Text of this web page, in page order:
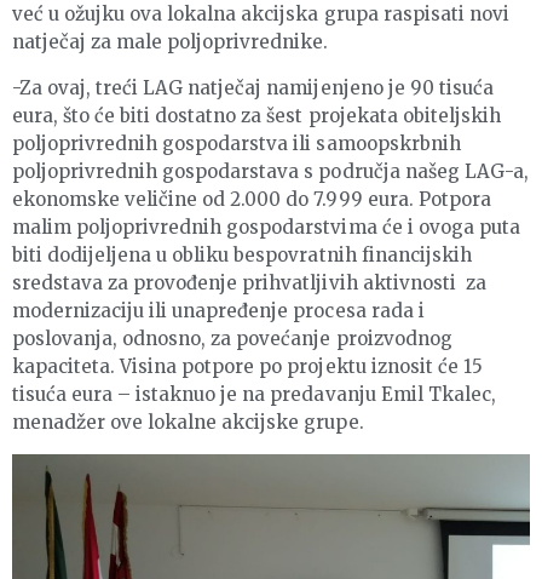
već u ožujku ova lokalna akcijska grupa raspisati novi
natječaj za male poljoprivrednike.
-Za ovaj, treći LAG natječaj namijenjeno je 90 tisuća
eura, što će biti dostatno za šest projekata obiteljskih
poljoprivrednih gospodarstva ili samoopskrbnih
poljoprivrednih gospodarstava s područja našeg LAG-a,
ekonomske veličine od 2.000 do 7.999 eura. Potpora
malim poljoprivrednih gospodarstvima će i ovoga puta
biti dodijeljena u obliku bespovratnih financijskih
sredstava za provođenje prihvatljivih aktivnosti za
modernizaciju ili unapređenje procesa rada i
poslovanja, odnosno, za povećanje proizvodnog
kapaciteta. Visina potpore po projektu iznosit će 15
tisuća eura – istaknuo je na predavanju Emil Tkalec,
menadžer ove lokalne akcijske grupe.